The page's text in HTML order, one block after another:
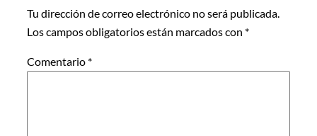
Tu dirección de correo electrónico no será publicada.
Los campos obligatorios están marcados con *
Comentario *